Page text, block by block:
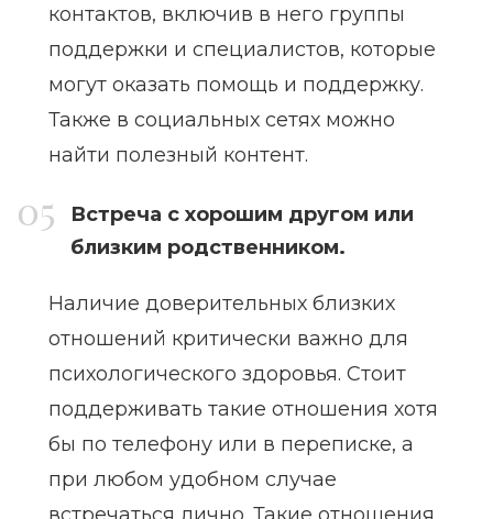
контактов, включив в него группы
поддержки и специалистов, которые
могут оказать помощь и поддержку.
Также в социальных сетях можно
найти полезный контент.
Встреча с хорошим другом или
близким родственником.
Наличие доверительных близких
отношений критически важно для
психологического здоровья. Стоит
поддерживать такие отношения хотя
бы по телефону или в переписке, а
при любом удобном случае